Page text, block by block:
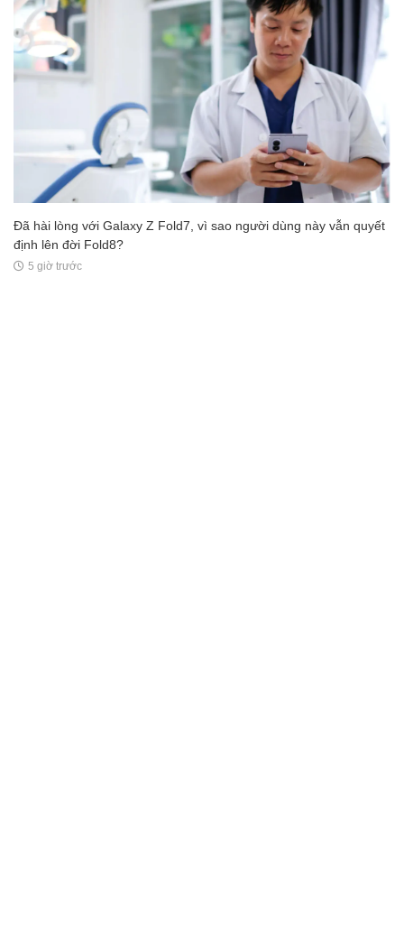
Đã hài lòng với Galaxy Z Fold7, vì sao người dùng này vẫn quyết
định lên đời Fold8?
5 giờ trước